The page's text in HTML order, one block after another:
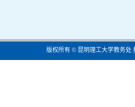
版权所有 © 昆明理工大学教务处